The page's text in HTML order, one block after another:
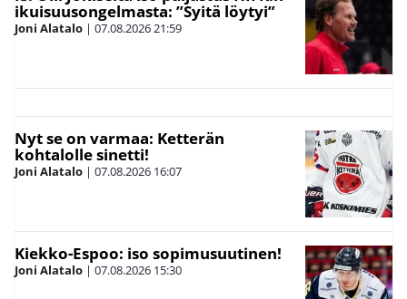
ikuisuusongelmasta: ”Syitä löytyi”
Joni Alatalo | 07.08.202621:59
Nyt se on varmaa: Ketterän
kohtalolle sinetti!
Joni Alatalo | 07.08.2026 16:07
Kiekko-Espoo: iso sopimusuutinen!
Joni Alatalo | 07.08.2026 15:30